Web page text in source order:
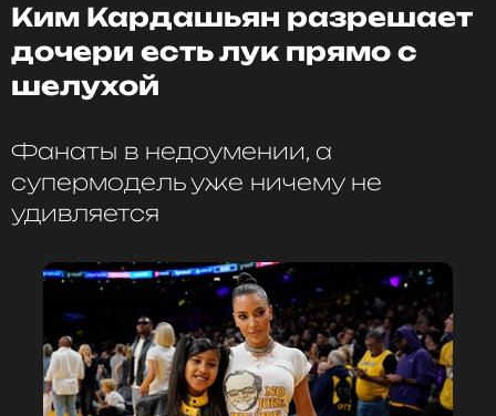
Ким Кардашьян разрешает
дочери есть лук прямо с
шелухой
Фанаты в недоумении, а
супермодель уже ничему не
удивляется